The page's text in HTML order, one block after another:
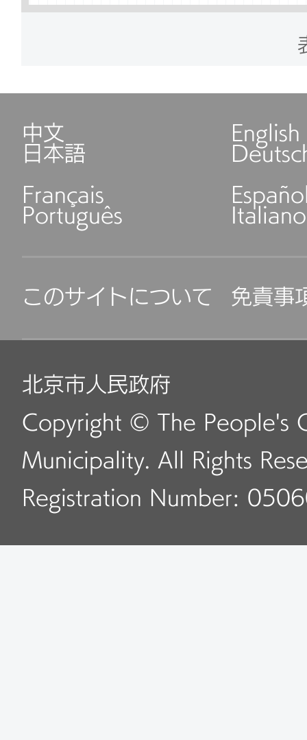
市市公安局公安交通管
た試験内容が追加され
する試験（科目3）
都市バス、大型貨物車
試験内容： 発進時の確
作、車線変更、路端へ
折、交差点右折、横断
過、バス停エリアの通
夜間走行。そのほかの
理局によって試験内容が
科目3安全文明運転常識
②低速貨物自動車、三
イク、ホイール式自
③都市バス、大型貨物
運転許可証を申請す
下であること。
④申請者の年齢が満60
には、普通三輪バイク
を申請することができ
反応力等の能力テスト
小型AT車、身体障害
ーの自動車運転免許証
2.身体条件
①身長
中文 English
日本語
Français
Português Italiano
このサイトについて 免責事
北京市人民政府
Copyright © The People's
Municipality. All Rights
Registration Number: